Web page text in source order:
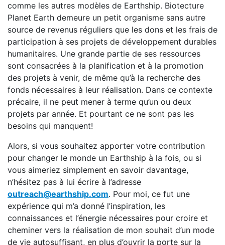
comme les autres modèles de Earthship. Biotecture
Planet Earth demeure un petit organisme sans autre
source de revenus réguliers que les dons et les frais de
participation à ses projets de développement durables
humanitaires. Une grande partie de ses ressources
sont consacrées à la planification et à la promotion
des projets à venir, de même qu’à la recherche des
fonds nécessaires à leur réalisation. Dans ce contexte
précaire, il ne peut mener à terme qu’un ou deux
projets par année. Et pourtant ce ne sont pas les
besoins qui manquent!
Alors, si vous souhaitez apporter votre contribution
pour changer le monde un Earthship à la fois, ou si
vous aimeriez simplement en savoir davantage,
n’hésitez pas à lui écrire à l’adresse
outreach@earthship.com. Pour moi, ce fut une
expérience qui m’a donné l’inspiration, les
connaissances et l’énergie nécessaires pour croire et
cheminer vers la réalisation de mon souhait d’un mode
de vie autosuffisant, en plus d’ouvrir la porte sur la